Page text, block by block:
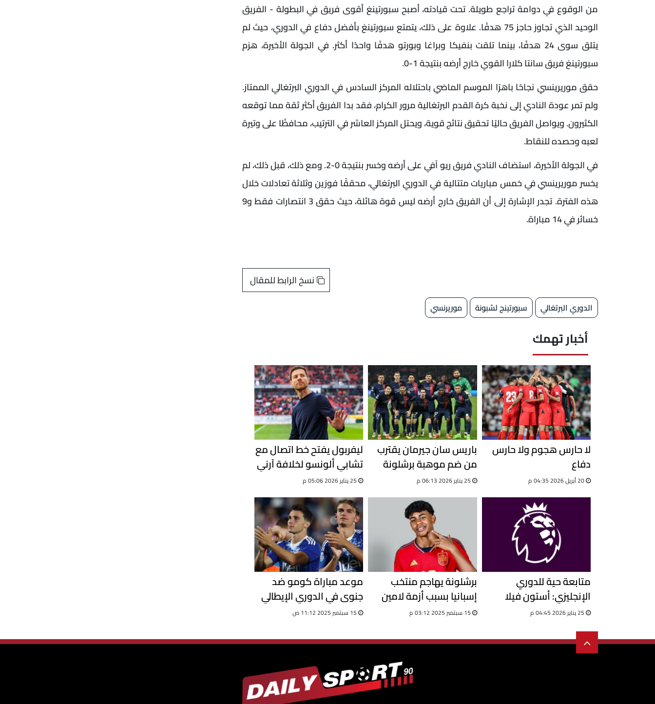
من الوقوع في دوامة تراجع طويلة. تحت قيادته، أصبح سبورتينغ أقوى فريق في البطولة - الفريق
الوحيد الذي تجاوز حاجز 75 هدفًا. علاوة على ذلك، يتمتع سبورتينغ بأفضل دفاع في الدوري، حيث لم
يتلق سوى 24 هدفًا، بينما تلقت بنفيكا وبراغا وبورتو هدفًا واحدًا أكثر. في الجولة الأخيرة، هزم
سبورتينغ فريق سانتا كلارا القوي خارج أرضه بنتيجة 1-0.
حقق موريرينسي نجاحًا باهرًا الموسم الماضي باحتلاله المركز السادس في الدوري البرتغالي الممتاز.
ولم تمر عودة النادي إلى نخبة كرة القدم البرتغالية مرور الكرام، فقد بدا الفريق أكثر ثقة مما توقعه
الكثيرون. ويواصل الفريق حاليًا تحقيق نتائج قوية، ويحتل المركز العاشر في الترتيب، محافظًا على وتيرة
لعبه وحصده للنقاط.
في الجولة الأخيرة، استضاف النادي فريق ريو آفي على أرضه وخسر بنتيجة 0-2. ومع ذلك، قبل ذلك، لم
يخسر موريرينسي في خمس مباريات متتالية في الدوري البرتغالي، محققًا فوزين وثلاثة تعادلات خلال
هذه الفترة. تجدر الإشارة إلى أن الفريق خارج أرضه ليس قوة هائلة، حيث حقق 3 انتصارات فقط و9
خسائر في 14 مباراة.
نسخ الرابط للمقال
الدوري البرتغالي سبورتينج لشبونة موريرنسي
أخبار تهمك
لا حارس هجوم ولا حارس
دفاع
باريس سان جيرمان يقترب
من ضم موهبة برشلونة
بصفقة "ودية" تتخطى
الشرط الجزائي
ليفربول يفتح خط اتصال مع
تشابي ألونسو لخلافة آرني
سلوت
25 يناير 2026 05:06 م
متابعة حية للدوري
الإنجليزي: أستون فيلا
يصدم نيوكاسل.. وتشيلسي
برشلونة يهاجم منتخب
إسبانيا بسبب أزمة لامين
يامال
موعد مباراة كومو ضد
جنوى في الدوري الإيطالي
والقنوات الناقلة
15 سبتمبر 2025 11:12 ص